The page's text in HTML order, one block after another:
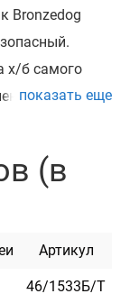
Bronzedog
х/б самого
х/б, из
пряжкой с
На пряжке
контактные
Текст
показать еще
(в
Артикул
46/1533Б/Т